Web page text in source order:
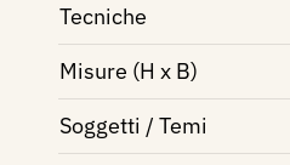
Tecniche
Misure (H x B)
Soggetti / Temi